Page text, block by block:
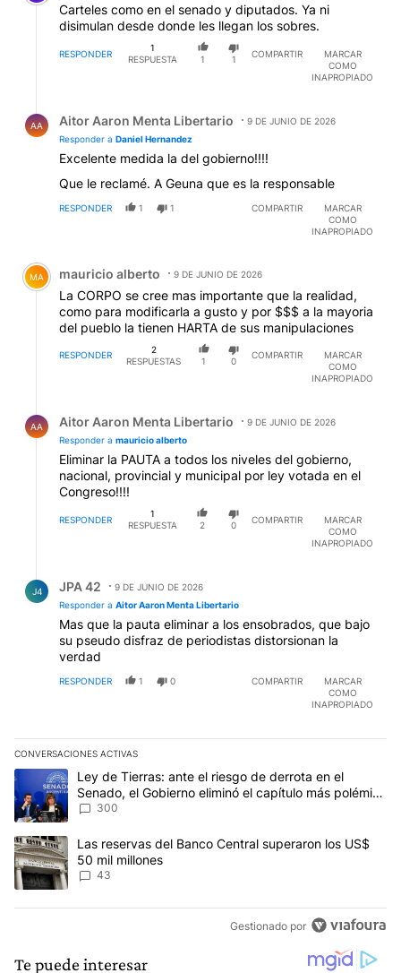
Carteles como en el senado y diputados. Ya ni
disimulan desde donde les llegan los sobres.
RESPONDER
1
RESPUESTA
1 1
COMPARTIR
MARCAR
COMO
INAPROPIADO
AA Aitor Aaron Menta Libertario
9 DE JUNIO DE 2026
Responder a Daniel Hernandez
Excelente medida la del gobierno!!!!
Que le reclamé. A Geuna que es la responsable
RESPONDER 1 1 COMPARTIR
MARCAR
COMO
INAPROPIADO
Comentario de mauricio alberto.
MA mauricio alberto 9 DE JUNIO DE 2026
La CORPO se cree mas importante que la realidad,
como para modificarla a gusto y por $$$ a la mayoria
del pueblo la tienen HARTA de sus manipulaciones
RESPONDER
2
RESPUESTAS
1 0
COMPARTIR
MARCAR
COMO
INAPROPIADO
AA Aitor Aaron Menta Libertario
9 DE JUNIO DE 2026
Responder a mauricio alberto
Eliminar la PAUTA a todos los niveles del gobierno,
nacional, provincial y municipal por ley votada en el
Congreso!!!!
RESPONDER
1
RESPUESTA
2 0
COMPARTIR
MARCAR
COMO
INAPROPIADO
J4 JPA 42
9 DE JUNIO DE 2026
Responder a Aitor Aaron Menta Libertario
Mas que la pauta eliminar a los ensobrados, que bajo
su pseudo disfraz de periodistas distorsionan la
verdad
RESPONDER 1 0 COMPARTIR
MARCAR
COMO
INAPROPIADO
CONVERSACIONES ACTIVAS
Este listado muestra los artículos con más comentarios en los
Un artículo de tendencia con el título "Ley de Tierras: ante el
Ley de Tierras: ante el riesgo de derrota en el
Senado, el Gobierno eliminó el capítulo más polémico
del proyecto
300
Un artículo de tendencia con el título "Las reservas del Banco
Las reservas del Banco Central superaron los US$
50 mil millones
43
Gestionado por